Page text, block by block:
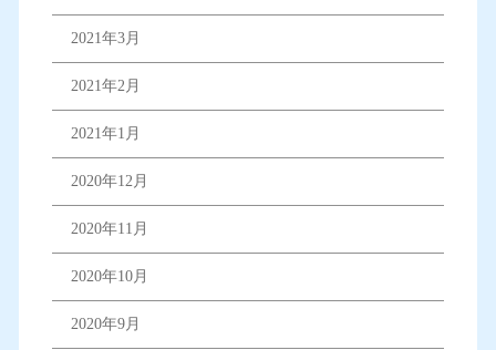
2021年3月
2021年2月
2021年1月
2020年12月
2020年11月
2020年10月
2020年9月